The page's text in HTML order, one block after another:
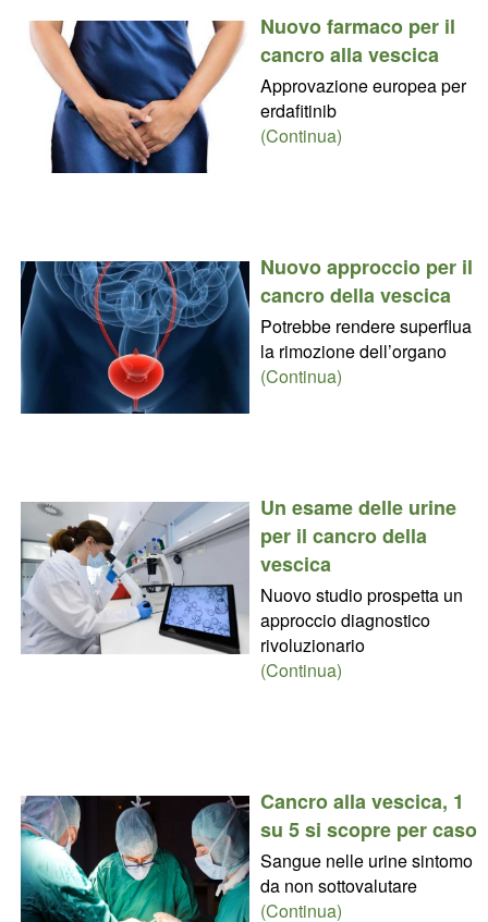
Nuovo farmaco per il
cancro alla vescica
Approvazione europea per
erdafitinib
(Continua)
Nuovo approccio per il
cancro della vescica
Potrebbe rendere superflua
la rimozione dell’organo
(Continua)
Un esame delle urine
per il cancro della
vescica
Nuovo studio prospetta un
approccio diagnostico
rivoluzionario
(Continua)
Cancro alla vescica, 1
su 5 si scopre per caso
Sangue nelle urine sintomo
da non sottovalutare
(Continua)